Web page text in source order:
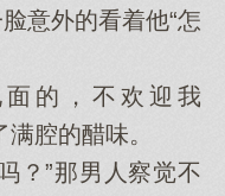
意外的看着他“怎
的，不欢迎我
腔的醋味。
”那男人察觉不